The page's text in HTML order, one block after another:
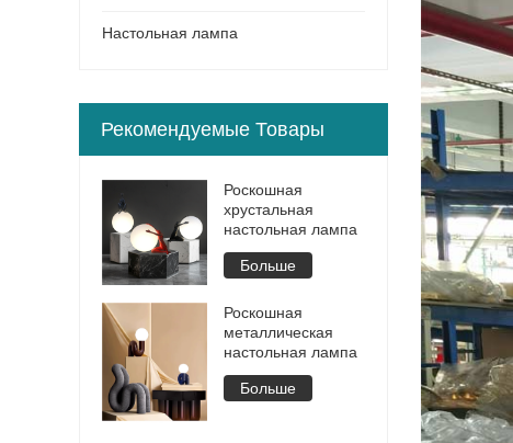
Настольная лампа
Рекомендуемые Товары
Роскошная
хрустальная
настольная лампа
Больше
Роскошная
металлическая
настольная лампа
Больше